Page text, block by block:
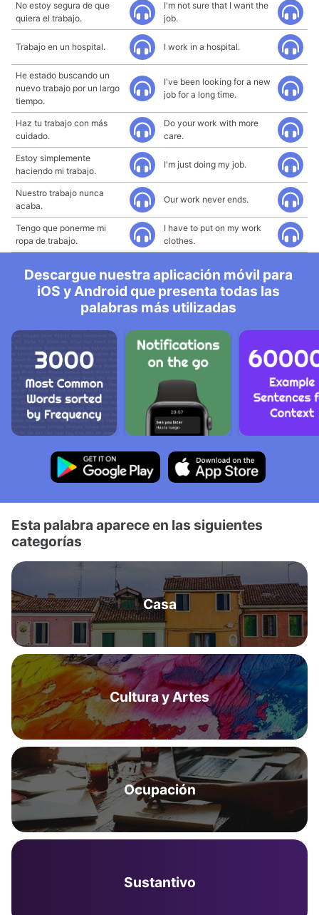
No estoy segura de que
quiera el trabajo.
I'm not sure that I want the
job.
Trabajo en un hospital. I work in a hospital.
He estado buscando un
nuevo trabajo por un largo
tiempo.
I've been looking for a new
job for a long time.
Haz tu trabajo con más
cuidado.
Do your work with more
care.
Estoy simplemente
haciendo mi trabajo.
I'm just doing my job.
Nuestro trabajo nunca
acaba.
Our work never ends.
Tengo que ponerme mi
ropa de trabajo.
I have to put on my work
clothes.
Descargue nuestra aplicación móvil para
iOS y Android que presenta todas las
palabras más utilizadas
Esta palabra aparece en las siguientes
categorías
Casa
Cultura y Artes
Ocupación
Sustantivo